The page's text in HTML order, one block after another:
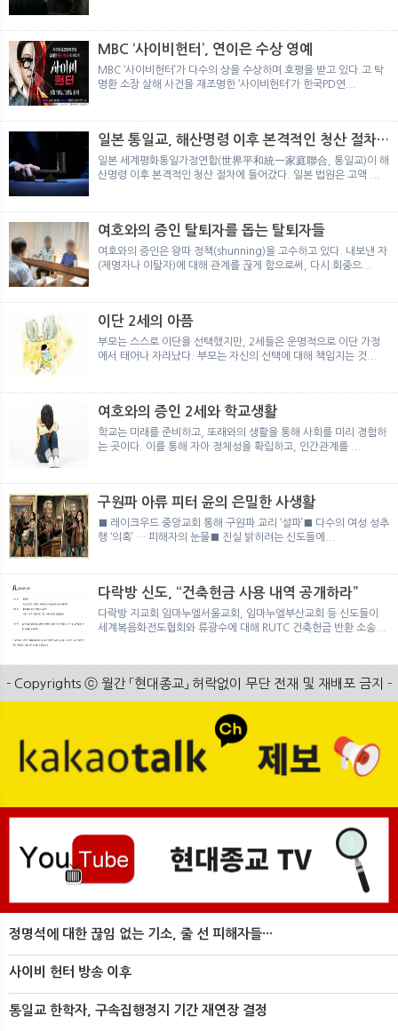
MBC ‘사이비헌터’, 연이은 수상 영예
MBC ‘사이비헌터’가 다수의 상을 수상하며 호평을 받고 있다.고 탁
명환 소장 살해 사건을 재조명한 ‘사이비헌터’가 한국PD연...
일본 통일교, 해산명령 이후 본격적인 청산 절차
돌입
일본 세계평화통일가정연합(世界平和統一家庭聯合, 통일교)이 해
산명령 이후 본격적인 청산 절차에 들어갔다. 일본 법원은 고액 ...
여호와의 증인 탈퇴자를 돕는 탈퇴자들
여호와의 증인은 왕따 정책(shunning)을 고수하고 있다. 내보낸 자
(제명자나 이탈자)에 대해 관계를 끊게 함으로써, 다시 회중으...
이단 2세의 아픔
부모는 스스로 이단을 선택했지만, 2세들은 운명적으로 이단 가정
에서 태어나 자라났다. 부모는 자신의 선택에 대해 책임지는 것...
여호와의 증인 2세와 학교생활
학교는 미래를 준비하고, 또래와의 생활을 통해 사회를 미리 경험하
는 곳이다. 이를 통해 자아 정체성을 확립하고, 인간관계를 ...
구원파 아류 피터 윤의 은밀한 사생활
■ 레이크우드 중앙교회 통해 구원파 교리 ‘설파’■ 다수의 여성 성추
행 ‘의혹’ … 피해자의 눈물■ 진실 밝히려는 신도들에...
다락방 신도, “건축헌금 사용 내역 공개하라”
다락방 지교회 임마누엘서울교회, 임마누엘부산교회 등 신도들이
세계복음화전도협회와 류광수에 대해 RUTC 건축헌금 반환 소송...
- Copyrights ⓒ 월간 「현대종교」 허락없이 무단 전재 및 재배포 금지 -
정명석에 대한 끊임 없는 기소, 줄 선 피해자들···
사이비 헌터 방송 이후
통일교 한학자, 구속집행정지 기간 재연장 결정